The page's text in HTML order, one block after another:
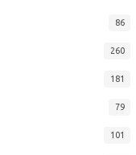
86
260
181
79
101